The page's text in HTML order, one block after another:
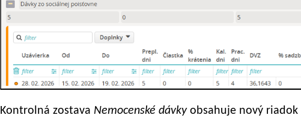
Kontrolná zostava Nemocenské dávkyobsahuje nový riadok